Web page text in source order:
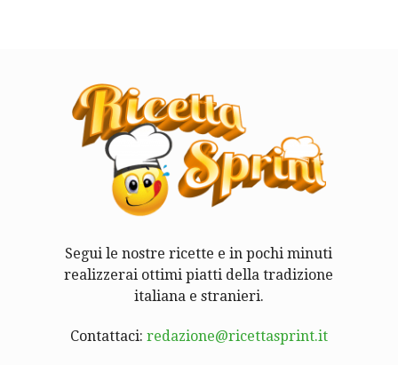
Segui le nostre ricette e in pochi minuti
realizzerai ottimi piatti della tradizione
italiana e stranieri.
Contattaci: redazione@ricettasprint.it